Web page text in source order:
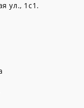
ул., 1с1.